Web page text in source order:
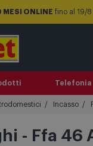
MESI ONLINE fino al 19/8
Telefonia
Incasso
- Ffa 46